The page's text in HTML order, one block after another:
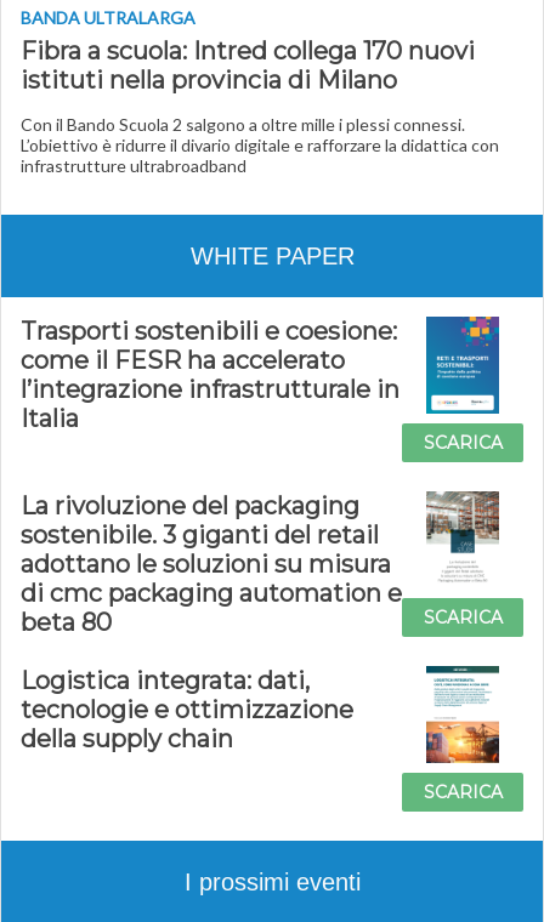
BANDA ULTRALARGA
Fibra a scuola: Intred collega 170 nuovi
istituti nella provincia di Milano
Con il Bando Scuola 2 salgono a oltre mille i plessi connessi.
L’obiettivo è ridurre il divario digitale e rafforzare la didattica con
infrastrutture ultrabroadband
WHITE PAPER
Trasporti sostenibili e coesione:
come il FESR ha accelerato
l’integrazione infrastrutturale in
Italia
SCARICA
La rivoluzione del packaging
sostenibile. 3 giganti del retail
adottano le soluzioni su misura
di cmc packaging automation e
beta 80
SCARICA
Logistica integrata: dati,
tecnologie e ottimizzazione
della supply chain
SCARICA
I prossimi eventi